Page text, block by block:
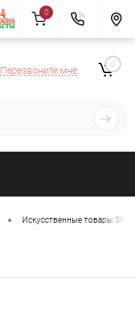
Перезвоните мне
0
• Искусственные товары
0